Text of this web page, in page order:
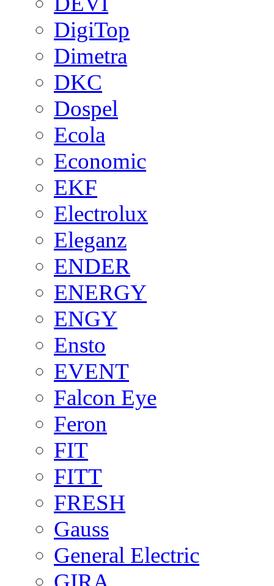
DigiTop
Dimetra
DKC
Dospel
Ecola
Economic
EKF
Electrolux
Eleganz
ENDER
ENERGY
ENGY
Ensto
EVENT
Falcon Eye
Feron
FIT
FITT
FRESH
Gauss
General Electric